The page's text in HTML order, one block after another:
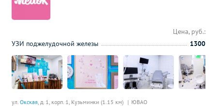
ул. Окская, д. 1, корп. 1, Кузьминки (1.15 км) ЮВАО
Цена, руб.:
УЗИ поджелудочной железы
1300